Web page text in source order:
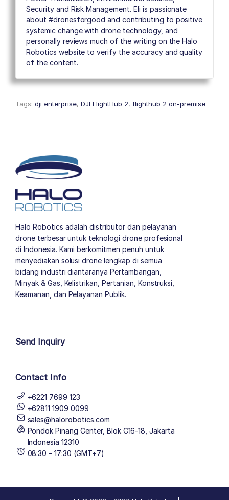
Security and Risk Management. Eli is passionate
about #dronesforgood and contributing to positive
systemic change with drone technology, and
personally reviews much of the writing on the Halo
Robotics website to verify the accuracy and quality
of the content.
Tags: dji enterprise, DJI FlightHub 2, flighthub 2 on-premise
Halo Robotics adalah distributor dan pelayanan
drone terbesar untuk teknologi drone profesional
di Indonesia. Kami berkomitmen penuh untuk
menyediakan solusi drone lengkap di semua
bidang industri diantaranya Pertambangan,
Minyak & Gas, Kelistrikan, Pertanian, Konstruksi,
Keamanan, dan Pelayanan Publik.
Send Inquiry
Contact Info
+6221 7699 123
+62811 1909 0099
sales@halorobotics.com
Pondok Pinang Center, Blok C16-18, Jakarta
Indonesia 12310
08:30 – 17:30 (GMT+7)